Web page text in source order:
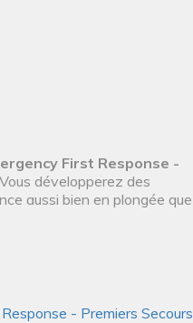
First Response -
développerez des
aussi bien en plongée que
- Premiers Secours